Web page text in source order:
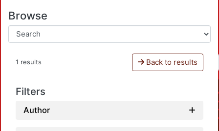
Browse
1 results Back to results
Filters
Author